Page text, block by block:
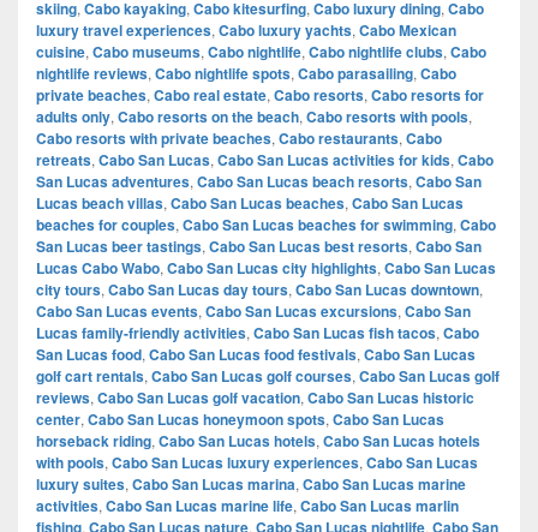
skiing, Cabo kayaking, Cabo kitesurfing, Cabo luxury dining, Cabo
luxury travel experiences, Cabo luxury yachts, Cabo Mexican
cuisine, Cabo museums, Cabo nightlife, Cabo nightlife clubs, Cabo
nightlife reviews, Cabo nightlife spots, Cabo parasailing, Cabo
private beaches, Cabo real estate, Cabo resorts, Cabo resorts for
adults only, Cabo resorts on the beach, Cabo resorts with pools,
Cabo resorts with private beaches, Cabo restaurants, Cabo
retreats, Cabo San Lucas, Cabo San Lucas activities for kids, Cabo
San Lucas adventures, Cabo San Lucas beach resorts, Cabo San
Lucas beach villas, Cabo San Lucas beaches, Cabo San Lucas
beaches for couples, Cabo San Lucas beaches for swimming, Cabo
San Lucas beer tastings, Cabo San Lucas best resorts, Cabo San
Lucas Cabo Wabo, Cabo San Lucas city highlights, Cabo San Lucas
city tours, Cabo San Lucas day tours, Cabo San Lucas downtown,
Cabo San Lucas events, Cabo San Lucas excursions, Cabo San
Lucas family-friendly activities, Cabo San Lucas fish tacos, Cabo
San Lucas food, Cabo San Lucas food festivals, Cabo San Lucas
golf cart rentals, Cabo San Lucas golf courses, Cabo San Lucas golf
reviews, Cabo San Lucas golf vacation, Cabo San Lucas historic
center, Cabo San Lucas honeymoon spots, Cabo San Lucas
horseback riding, Cabo San Lucas hotels, Cabo San Lucas hotels
with pools, Cabo San Lucas luxury experiences, Cabo San Lucas
luxury suites, Cabo San Lucas marina, Cabo San Lucas marine
activities, Cabo San Lucas marine life, Cabo San Lucas marlin
fishing, Cabo San Lucas nature, Cabo San Lucas nightlife, Cabo San